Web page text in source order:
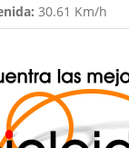
30.61 Km/h